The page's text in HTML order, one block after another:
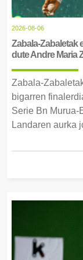
2026-08-06
Zabala-Zabaletak
dute Andre Maria
Zabala-
bigarren
Serie Bn Murua-
Landaren aurka